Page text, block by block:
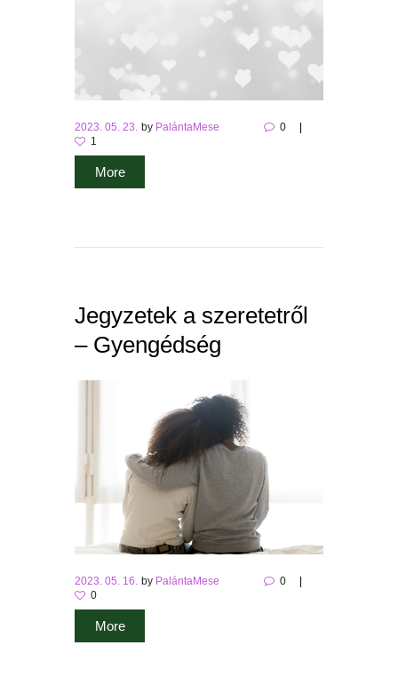
2023. 05. 23. by PalántaMese
0
1
More
Jegyzetek a szeretetről
– Gyengédség
2023. 05. 16. by PalántaMese
0
0
More